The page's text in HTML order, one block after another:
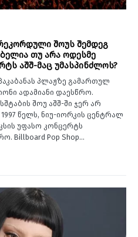
შოუს შემდეგ
თუ არა ოდესმე
აშშ-მაც უმასპინძლოს?
პლაჟზე გამართულ
ადამიანი დაესწრო.
შოუ აშშ-ში ჯერ არ
წელს, ნიუ-იორკის ცენტრალ
უფასო კონცერტს
Billboard Pop Shop…